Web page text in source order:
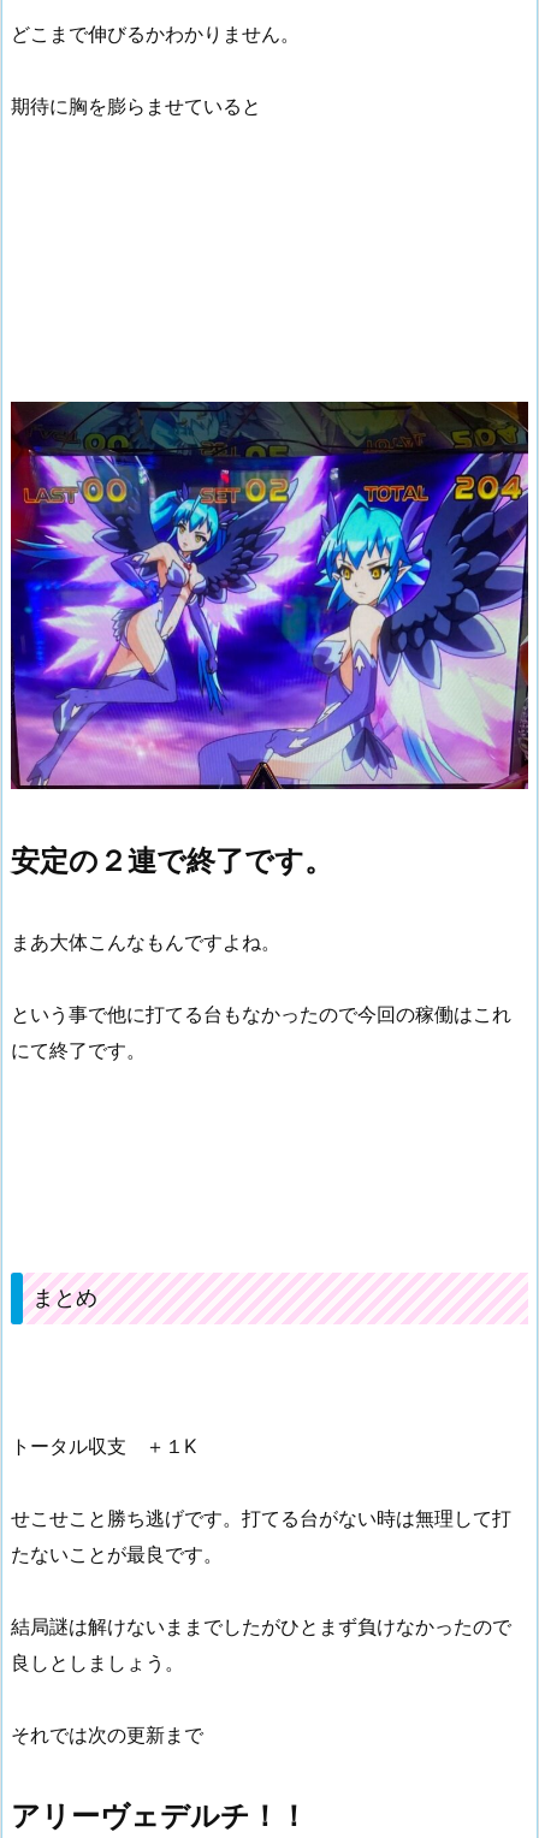
どこまで伸びるかわかりません。
期待に胸を膨らませていると
安定の２連で終了です。
まあ大体こんなもんですよね。
という事で他に打てる台もなかったので今回の稼働はこれ
にて終了です。
まとめ
トータル収支 ＋１K
せこせこと勝ち逃げです。打てる台がない時は無理して打
たないことが最良です。
結局謎は解けないままでしたがひとまず負けなかったので
良しとしましょう。
それでは次の更新まで
アリーヴェデルチ！！